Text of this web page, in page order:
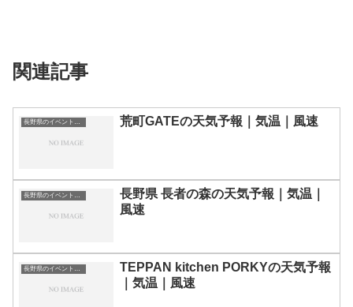
関連記事
長野県のイベント会場一覧 荒町GATEの天気予報｜気温｜風速
長野県のイベント会場一覧
長野県 長者の森の天気予報｜気温｜
風速
長野県のイベント会場一覧
TEPPAN kitchen PORKYの天気予報
｜気温｜風速